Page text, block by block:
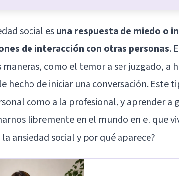
social esuna respuesta de miedo o
de interacción con otras personas.
maneras, como el temor a ser juzgado, a
hecho de iniciar una conversación. Este
como a la profesional, y aprender a
libremente en el mundo en el que
la ansiedad social y por qué aparece?